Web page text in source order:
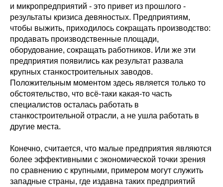
и микропредприятий - это привет из прошлого -
результаты кризиса девяностых. Предприятиям,
чтобы выжить, приходилось сокращать производство:
продавать производственные площади,
оборудование, сокращать работников. Или же эти
предприятия появились как результат развала
крупных станкостроительных заводов.
Положительным моментом здесь является только то
обстоятельство, что всё-таки какая-то часть
специалистов осталась работать в
станкостроительной отрасли, а не ушла работать в
другие места.
Конечно, считается, что малые предприятия являются
более эффективными с экономической точки зрения
по сравнению с крупными, примером могут служить
западные страны, где издавна таких предприятий